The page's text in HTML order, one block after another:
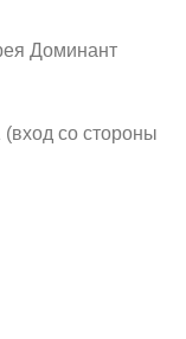
Доминант
со стороны